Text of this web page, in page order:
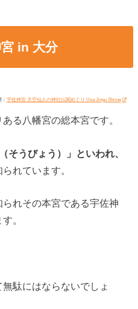
in 大分
宇佐神宮 天空仙人の神社仏閣めぐり Usa Jingu Shrine
る八幡宮の総本宮です。
そうびょう）」といわれ、
れています。
れその本宮である宇佐神
。
駄にはならないでしょ